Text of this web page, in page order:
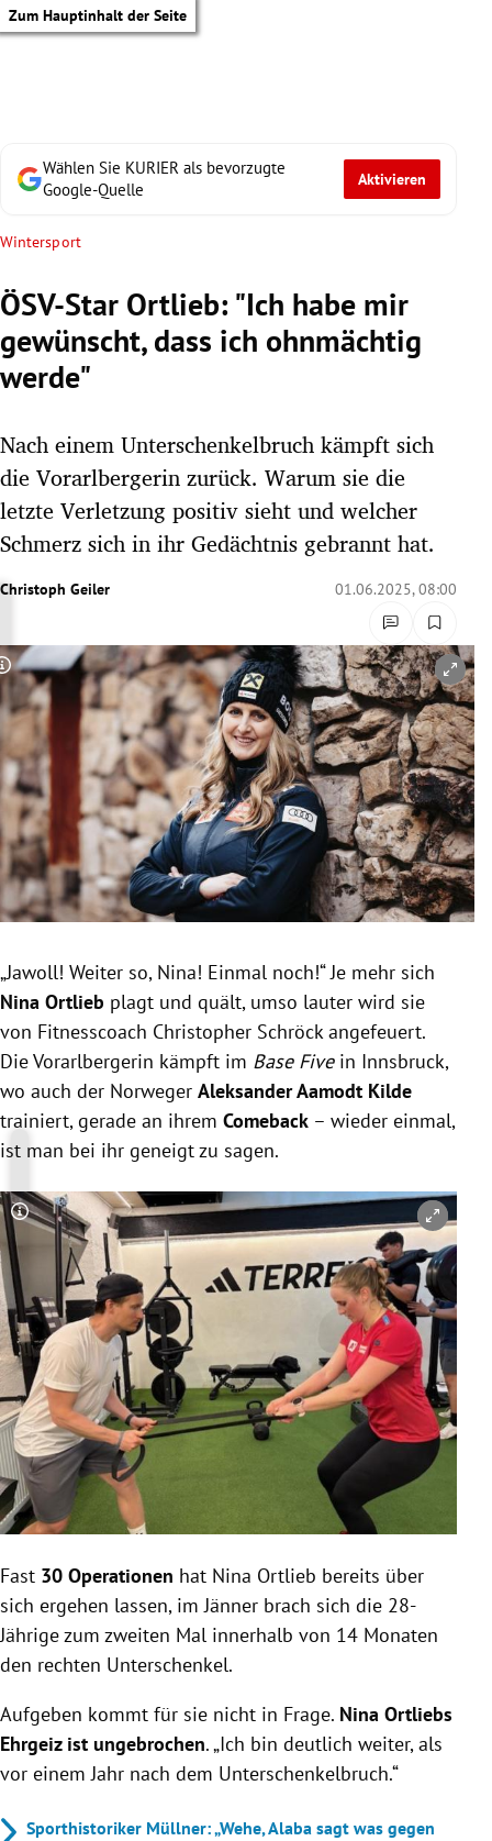
Zum Hauptinhalt der Seite
Untermenü
Untermenü
Untermenü
Untermenü
Untermenü
Untermenü
Wählen Sie KURIER als bevorzugte
Google-Quelle
Aktivieren
Wintersport
ÖSV-Star Ortlieb: "Ich habe mir
gewünscht, dass ich ohnmächtig
werde"
Nach einem Unterschenkelbruch kämpft sich
die Vorarlbergerin zurück. Warum sie die
letzte Verletzung positiv sieht und welcher
Schmerz sich in ihr Gedächtnis gebrannt hat.
Christoph Geiler 01.06.2025, 08:00
Copyright-Hinweis öffnen/schließen
„Jawoll! Weiter so, Nina! Einmal noch!“ Je mehr sich
Nina Ortlieb plagt und quält, umso lauter wird sie
von Fitnesscoach Christopher Schröck angefeuert.
Die Vorarlbergerin kämpft im Base Fivein Innsbruck,
wo auch der Norweger Aleksander Aamodt Kilde
trainiert, gerade an ihrem Comeback – wieder einmal,
ist man bei ihr geneigt zu sagen.
Copyright-Hinweis öffnen/schließen
Fast 30 Operationen hat Nina Ortlieb bereits über
sich ergehen lassen, im Jänner brach sich die 28-
Jährige zum zweiten Mal innerhalb von 14 Monaten
den rechten Unterschenkel.
Aufgeben kommt für sie nicht in Frage. Nina Ortliebs
Ehrgeiz ist ungebrochen. „Ich bin deutlich weiter, als
vor einem Jahr nach dem Unterschenkelbruch.“
Sporthistoriker Müllner: „Wehe, Alaba sagt was gegen